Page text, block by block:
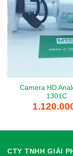
Camera HD
1301C
CTY TNHH GIẢI